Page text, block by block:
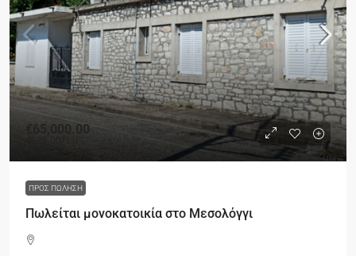
€65,000.00
ΠΡΟΣ ΠΏΛΗΣΗ
Πωλείται μονοκατοικία στο Μεσολόγγι